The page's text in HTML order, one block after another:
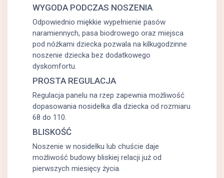
WYGODA PODCZAS NOSZENIA
Odpowiednio miękkie wypełnienie pasów
naramiennych, pasa biodrowego oraz miejsca
pod nóżkami dziecka pozwala na kilkugodzinne
noszenie dziecka bez dodatkowego
dyskomfortu.
PROSTA REGULACJA
Regulacja panelu na rzep zapewnia możliwość
dopasowania nosidełka dla dziecka od rozmiaru
68 do 110.
BLISKOŚĆ
Noszenie w nosidełku lub chuście daje
możliwość budowy bliskiej relacji już od
pierwszych miesięcy życia.